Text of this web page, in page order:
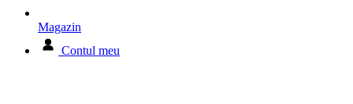
Magazin
Contul meu